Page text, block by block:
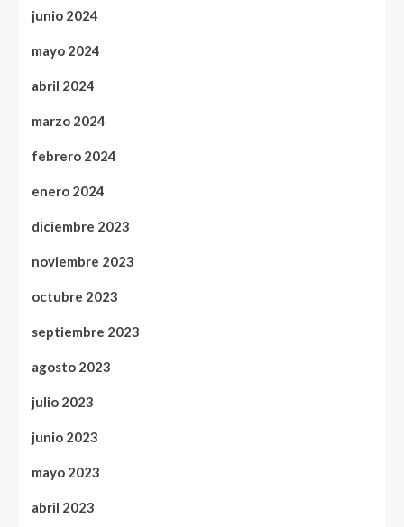
junio 2024
mayo 2024
abril 2024
marzo 2024
febrero 2024
enero 2024
diciembre 2023
noviembre 2023
octubre 2023
septiembre 2023
agosto 2023
julio 2023
junio 2023
mayo 2023
abril 2023